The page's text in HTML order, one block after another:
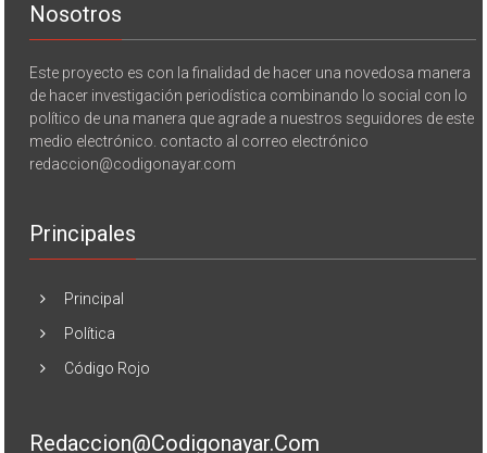
Nosotros
Este proyecto es con la finalidad de hacer una novedosa manera
de hacer investigación periodística combinando lo social con lo
político de una manera que agrade a nuestros seguidores de este
medio electrónico. contacto al correo electrónico
redaccion@codigonayar.com
Principales
Principal
Política
Código Rojo
Redaccion@codigonayar.com